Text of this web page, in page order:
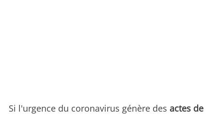
Si l'urgence du coronavirus génère des actes de